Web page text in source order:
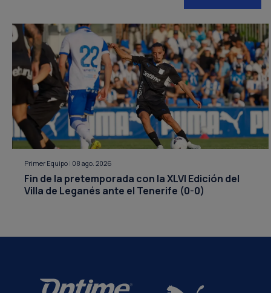
Primer Equipo | 08 ago. 2026
Fin de la pretemporada con la XLVI Edición del
Villa de Leganés ante el Tenerife (0-0)